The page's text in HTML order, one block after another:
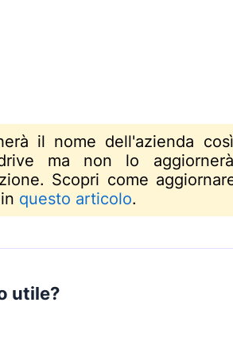
il nome dell'azienda
ma non lo
Scopri come
questo articolo.
utile?